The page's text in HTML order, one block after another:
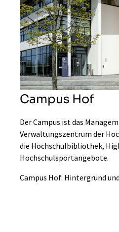
Campus Hof
Der Campus ist das
Verwaltungszentrum der
die Hochschulbibliothek,
Hochschulsportangebote.
Campus Hof: Hintergrund